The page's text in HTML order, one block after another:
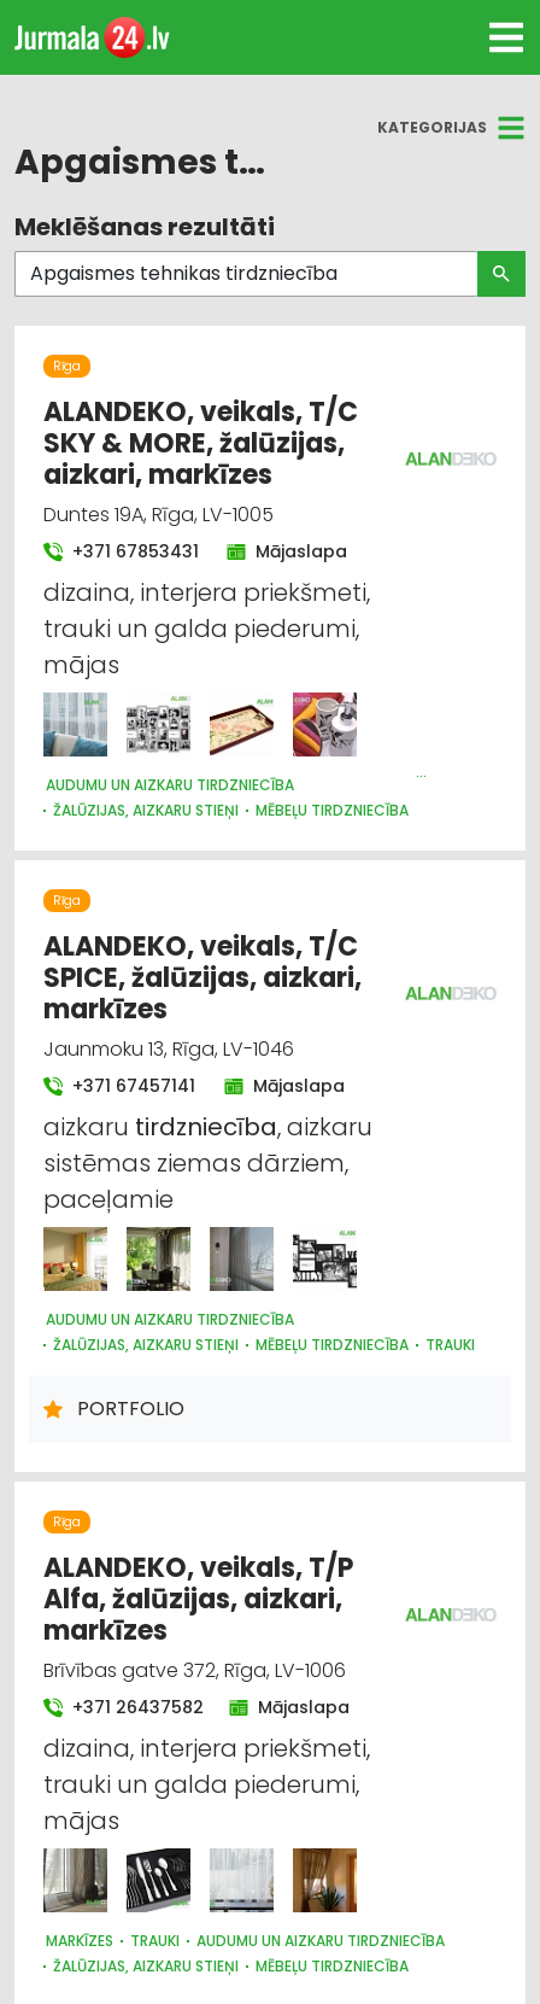
KATEGORIJAS
Apgaismes tehnikas tirdzniecība
Visas nozares
Apgaismes tehnikas tirdzniecība
Mēbeļu tirdzniecība
Suvenīri, dāvanas
Trauki
Audumu un aizkaru tirdzniecība
Elektrotehnisko iekārtu un elektromateriālu
tirdzniecība
Markīzes
Meklēšanas rezultāti
Rīga
ALANDEKO, veikals, T/C
SKY & MORE, žalūzijas,
aizkari, markīzes
Duntes 19A, Rīga, LV-1005
+371 67853431 Mājaslapa
dizaina, interjera priekšmeti,
trauki un galda piederumi,
mājas
AUDUMU UN AIZKARU TIRDZNIECĪBA
ŽALŪZIJAS, AIZKARU STIEŅI
MĒBEĻU TIRDZNIECĪBA
MARKĪZES
TRAUKI
APGAISMES TEHNIKAS TIRDZNIECĪBA
SUVENĪRI, DĀVANAS
Rīga
ALANDEKO, veikals, T/C
SPICE, žalūzijas, aizkari,
markīzes
Jaunmoku 13, Rīga, LV-1046
+371 67457141 Mājaslapa
aizkaru tirdzniecība, aizkaru
sistēmas ziemas dārziem,
paceļamie
AUDUMU UN AIZKARU TIRDZNIECĪBA
ŽALŪZIJAS, AIZKARU STIEŅI
MĒBEĻU TIRDZNIECĪBA
TRAUKI
DIZAINS UN INTERJERS; PRIEKŠMETI UN PAKALPOJUMI
APGAISMES TEHNIKAS TIRDZNIECĪBA
PORTFOLIO
Rīga
ALANDEKO, veikals, T/P
Alfa, žalūzijas, aizkari,
markīzes
Brīvības gatve 372, Rīga, LV-1006
+371 26437582 Mājaslapa
dizaina, interjera priekšmeti,
trauki un galda piederumi,
mājas
MARKĪZES TRAUKI
AUDUMU UN AIZKARU TIRDZNIECĪBA
ŽALŪZIJAS, AIZKARU STIEŅI
MĒBEĻU TIRDZNIECĪBA